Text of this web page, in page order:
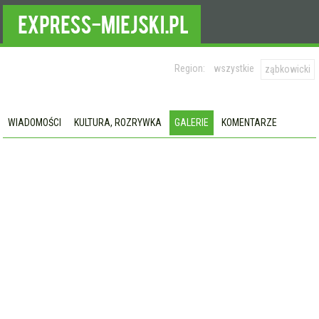
Region: wszystkie ząbkowicki
WIADOMOŚCI KULTURA, ROZRYWKA GALERIE KOMENTARZE